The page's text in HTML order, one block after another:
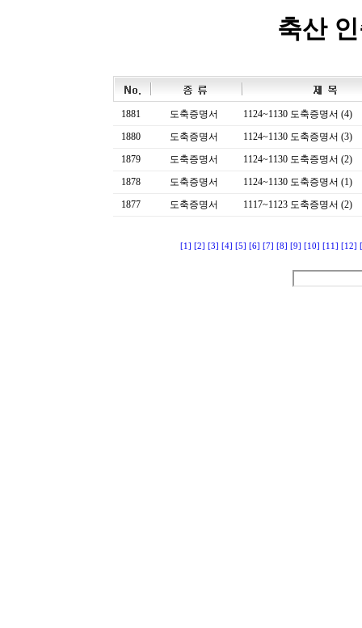
축산
1881 도축증명서
1124~1130 도축증명서 (4)
1880
도축증명서
1124~1130 도축증명서 (3)
1879
도축증명서
1124~1130 도축증명서 (2)
1878
도축증명서
1124~1130 도축증명서 (1)
1877
도축증명서 1117~1123 도축증명서 (2)
[1] [2] [3] [4] [5] [6] [7] [8] [9] [10] [11] [12]